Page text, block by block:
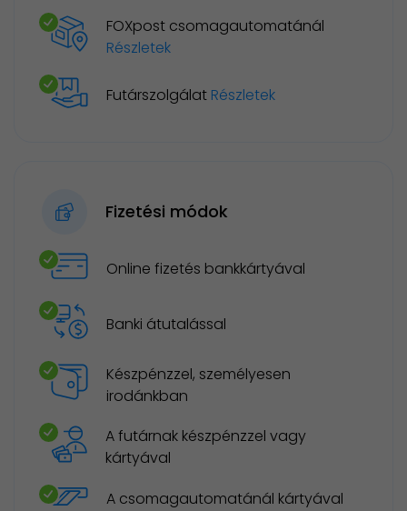
FOXpost csomagautomatánál
Részletek
Futárszolgálat Részletek
Fizetési módok
Online fizetés bankkártyával
Banki átutalással
Készpénzzel, személyesen
irodánkban
A futárnak készpénzzel vagy
kártyával
A csomagautomatánál kártyával